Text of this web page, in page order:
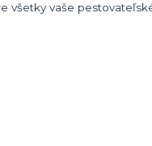
všetky vaše